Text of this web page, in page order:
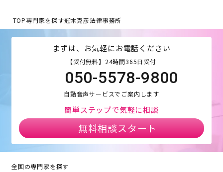
TOP専門家を探す冠木克彦法律事務所
まずは、お気軽にお電話ください
【受付無料】24時間365日受付
050-5578-9800
自動音声サービスでご案内します
簡単ステップで気軽に相談
無料相談スタート
全国の専門家を探す